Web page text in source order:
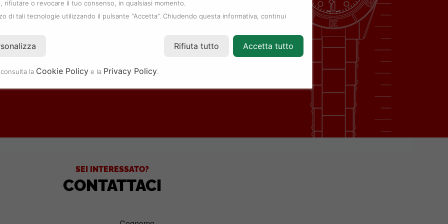
SEI INTERESSATO?
CONTATTACI
rifiutare o revocare il tuo consenso, in qualsiasi momento.
di tali tecnologie utilizzando il pulsante “Accetta”. Chiudendo questa informativa, continui
Rifiuta tutto Accetta tutto
la Cookie Policy e la Privacy Policy